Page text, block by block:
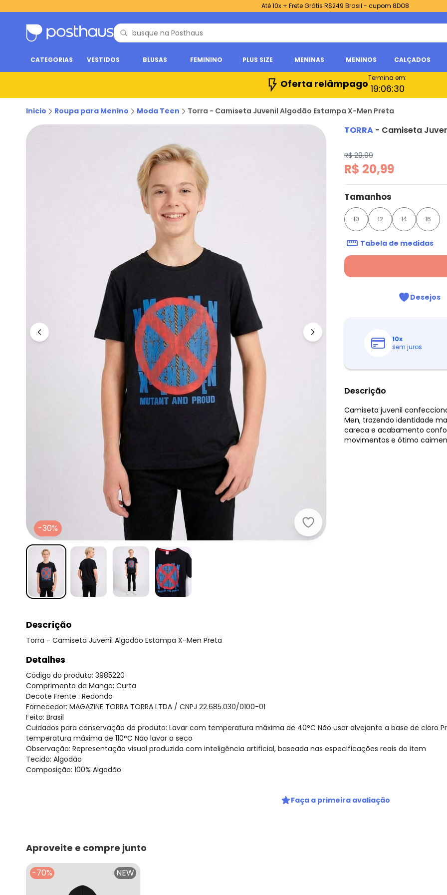
Até 10x + Frete Grátis R$249 Brasil - cupom 8DO8
CATEGORIAS VESTIDOS BLUSAS FEMININO PLUS SIZE MENINAS MENINOS CALÇADOS
Oferta relâmpagoTermina em:
19:06:29
Inicio Roupa para Menino Moda Teen Torra - Camiseta Juvenil Algodão Estampa X-Men Preta
Torra - Camiseta Juvenil Algodão
-30%
TORRA - Camiseta
R$ 29,99
R$ 20,99
Tamanhos
10 12 14 16
Tabela de medidas
Desejos
10x
sem juros
Descrição
Camiseta juvenil
Men, trazendo identidade
careca e acabamento
movimentos e ótimo
Descrição
Torra - Camiseta Juvenil Algodão Estampa X-Men Preta
Detalhes
Código do produto: 3985220
Comprimento da Manga: Curta
Decote Frente : Redondo
Fornecedor: MAGAZINE TORRA TORRA LTDA / CNPJ 22.685.030/0100-01
Feito: Brasil
Cuidados para conservação do produto: Lavar com temperatura máxima de 40°C Não usar alvejante a base de cloro
temperatura máxima de 110°C Não lavar a seco
Observação: Representação visual produzida com inteligência artificial, baseada nas especificações reais do item
Tecido: Algodão
Composição: 100% Algodão
Faça a primeira avaliação
Aproveite e compre junto
-70% NEW